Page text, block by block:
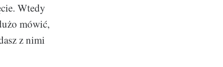
Wtedy
mówić,
z nimi